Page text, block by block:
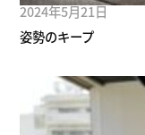
2024年5月21日
姿勢のキープ